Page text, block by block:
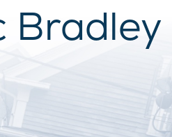
Bradley